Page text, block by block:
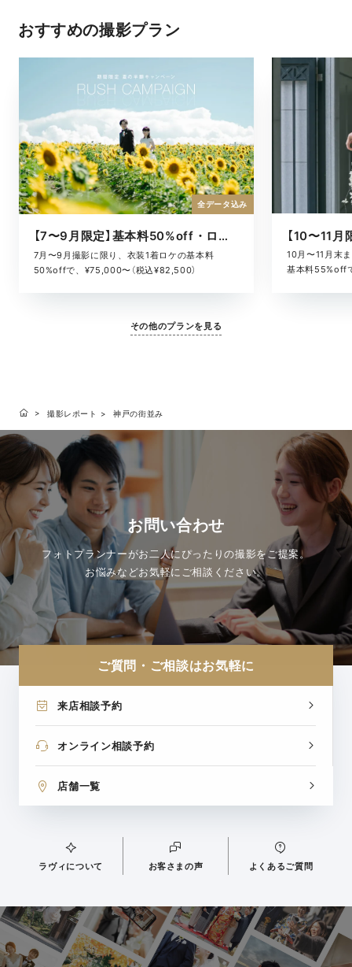
おすすめの撮影プラン
【7〜9月限定】基本料50%off・ロケキャンペーン
7月〜9月撮影に限り、衣装1着ロケの基本料
50%offで、¥75,000〜（税込¥82,500）
全データ込み
10月〜11月末
基本料55%off
その他のプランを見る
撮影レポート 神戸の街並み
お問い合わせ
フォトプランナーがお二人にぴったりの撮影をご提案。
お悩みなどお気軽にご相談ください。
ご質問・ご相談はお気軽に
来店相談予約
オンライン相談予約
店舗一覧
ラヴィについて お客さまの声 よくあるご質問